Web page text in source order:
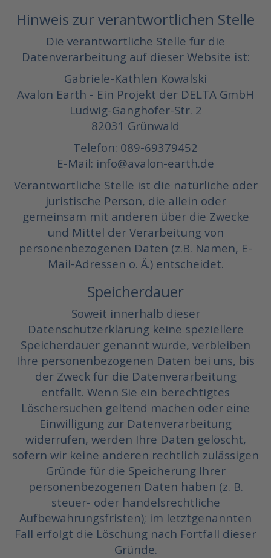
Hinweis zur verantwortlichen Stelle
Die verantwortliche Stelle für die
Datenverarbeitung auf dieser Website ist:
Gabriele-Kathlen Kowalski
Avalon Earth - Ein Projekt der DELTA GmbH
Ludwig-Ganghofer-Str. 2
82031 Grünwald
Telefon: 089-69379452
E-Mail: info@avalon-earth.de
Verantwortliche Stelle ist die natürliche oder
juristische Person, die allein oder
gemeinsam mit anderen über die Zwecke
und Mittel der Verarbeitung von
personenbezogenen Daten (z.B. Namen, E-
Mail-Adressen o. Ä.) entscheidet.
Speicherdauer
Soweit innerhalb dieser
Datenschutzerklärung keine speziellere
Speicherdauer genannt wurde, verbleiben
Ihre personenbezogenen Daten bei uns, bis
der Zweck für die Datenverarbeitung
entfällt. Wenn Sie ein berechtigtes
Löschersuchen geltend machen oder eine
Einwilligung zur Datenverarbeitung
widerrufen, werden Ihre Daten gelöscht,
sofern wir keine anderen rechtlich zulässigen
Gründe für die Speicherung Ihrer
personenbezogenen Daten haben (z. B.
steuer- oder handelsrechtliche
Aufbewahrungsfristen); im letztgenannten
Fall erfolgt die Löschung nach Fortfall dieser
Gründe.